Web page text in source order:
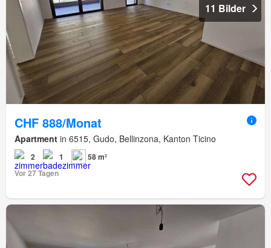
11 Bilder
CHF 888/Monat
Apartment in 6515, Gudo, Bellinzona, Kanton Ticino
2 1
58 m²
Vor 27 Tagen